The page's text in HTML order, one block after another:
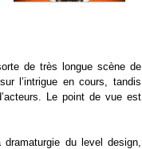
de très longue scène de
l’intrigue en cours, tandis
Le point de vue est
du level design,